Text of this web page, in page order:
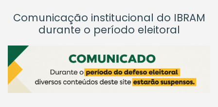
Comunicação institucional do IBRAM
durante o período eleitoral